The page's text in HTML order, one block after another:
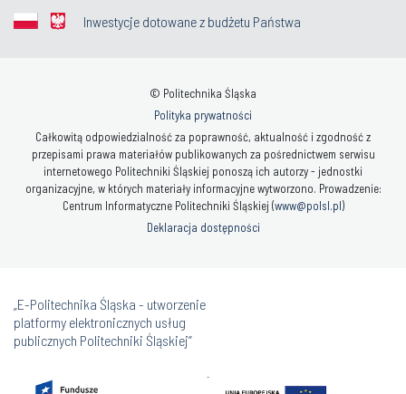
Inwestycje dotowane z budżetu Państwa
© Politechnika Śląska
Polityka prywatności
Całkowitą odpowiedzialność za poprawność, aktualność i zgodność z
przepisami prawa materiałów publikowanych za pośrednictwem serwisu
internetowego Politechniki Śląskiej ponoszą ich autorzy - jednostki
organizacyjne, w których materiały informacyjne wytworzono. Prowadzenie:
Centrum Informatyczne Politechniki Śląskiej (www@polsl.pl)
Deklaracja dostępności
„E-Politechnika Śląska - utworzenie
platformy elektronicznych usług
publicznych Politechniki Śląskiej”